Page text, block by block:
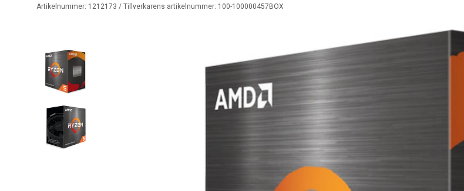
Artikelnummer: 1212173 / Tillverkarens artikelnummer: 100-100000457BOX